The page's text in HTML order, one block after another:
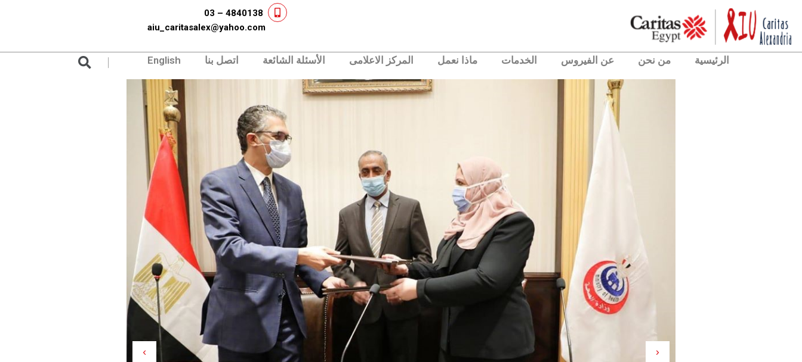
M
o
e
-
a
aiu_caritasalex@yahoo.com
الرئيسية من نحن عن الفيروس الخدمات ماذا نعمل المركز الاعلامى الأسئلة الشائعة اتصل بنا English
Search